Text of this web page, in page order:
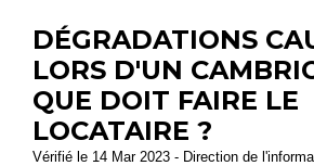
DÉGRADATIONS
LORS D'UN
QUE DOIT FAIRE LE
LOCATAIRE ?
Vérifié le 14 Mar 2023 - Direction de